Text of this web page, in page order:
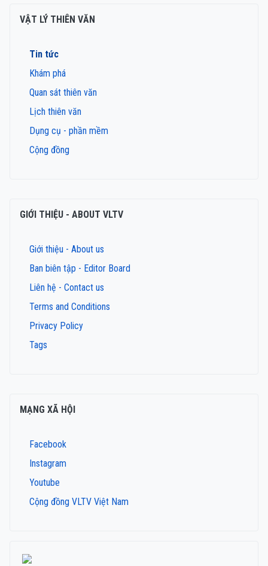
VẬT LÝ THIÊN VĂN
Tin tức
Khám phá
Quan sát thiên văn
Lịch thiên văn
Dụng cụ - phần mềm
Cộng đồng
GIỚI THIỆU - ABOUT VLTV
Giới thiệu - About us
Ban biên tập - Editor Board
Liên hệ - Contact us
Terms and Conditions
Privacy Policy
Tags
MẠNG XÃ HỘI
Facebook
Instagram
Youtube
Cộng đồng VLTV Việt Nam